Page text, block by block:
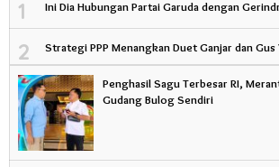
1 Ini Dia Hubungan Partai Garuda dengan
2 Strategi PPP Menangkan Duet Ganjar dan Gus
Penghasil Sagu Terbesar RI,
Gudang Bulog Sendiri